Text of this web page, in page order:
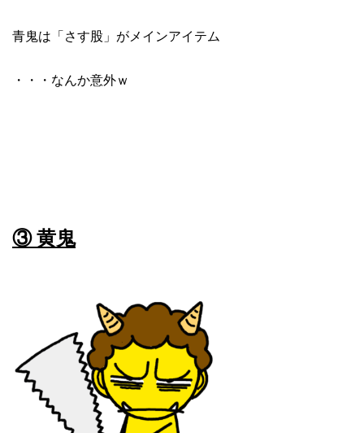
青鬼は「さす股」がメインアイテム
・・・なんか意外ｗ
③ 黄鬼